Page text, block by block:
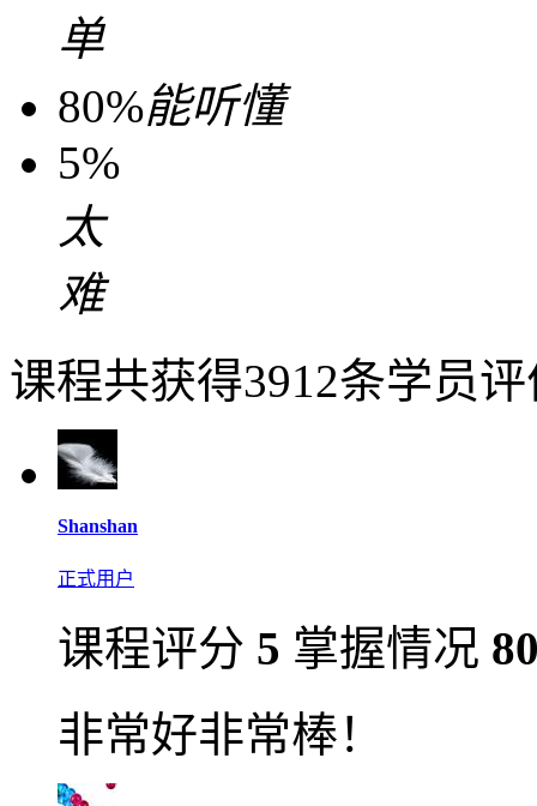
单
80%能听懂
5%
太
难
课程共获得3912条学员
Shanshan
正式用户
课程评分 5 掌握情况
非常好非常棒！